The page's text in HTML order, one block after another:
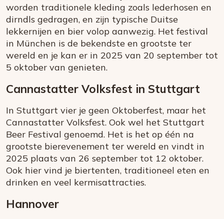
worden traditionele kleding zoals lederhosen en
dirndls gedragen, en zijn typische Duitse
lekkernijen en bier volop aanwezig. Het festival
in München is de bekendste en grootste ter
wereld en je kan er in 2025 van 20 september tot
5 oktober van genieten.
Cannastatter Volksfest in Stuttgart
In Stuttgart vier je geen Oktoberfest, maar het
Cannastatter Volksfest. Ook wel het Stuttgart
Beer Festival genoemd. Het is het op één na
grootste bierevenement ter wereld en vindt in
2025 plaats van 26 september tot 12 oktober.
Ook hier vind je biertenten, traditioneel eten en
drinken en veel kermisattracties.
Hannover